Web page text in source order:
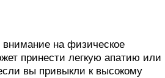
внимание на физическое
принести легкую апатию или
вы привыкли к высокому